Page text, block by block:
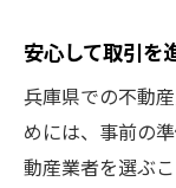
安心して取引を
兵庫県での不動
めには、事前の
動産業者を選ぶ